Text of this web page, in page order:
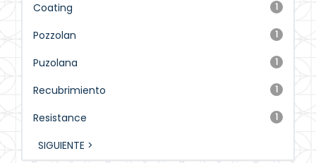
1
Coating
1
Pozzolan
1
Puzolana
1
Recubrimiento
1
Resistance
SIGUIENTE >